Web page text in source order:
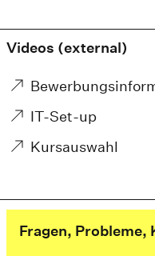
Videos (external)
IT-Set-up
Kursauswahl
Fragen, Probleme,